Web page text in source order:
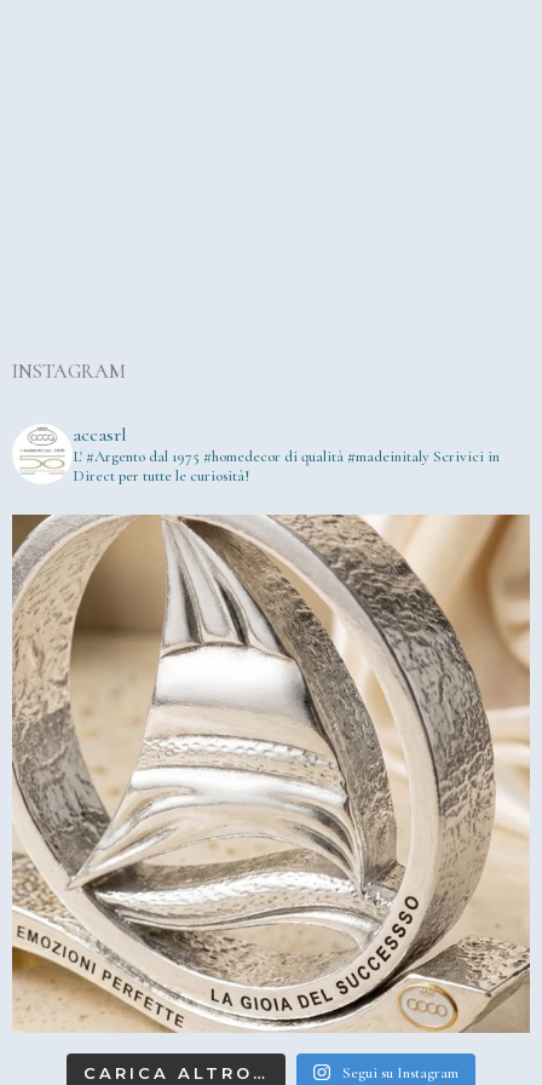
INSTAGRAM
accasrl
L' #Argento dal 1975 #homedecor di qualità #madeinitaly Scrivici in
Direct per tutte le curiosità!
CARICA ALTRO… Segui su Instagram